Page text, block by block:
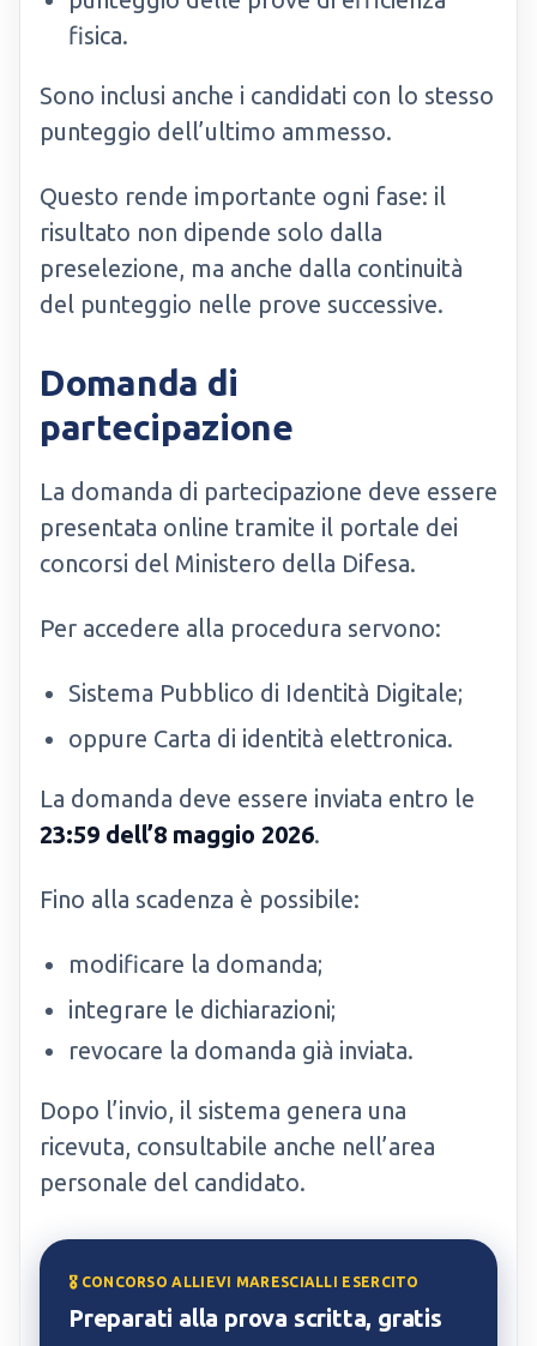
fisica.
Sono inclusi anche i candidati con lo stesso
punteggio dell’ultimo ammesso.
Questo rende importante ogni fase: il
risultato non dipende solo dalla
preselezione, ma anche dalla continuità
del punteggio nelle prove successive.
Domanda di
partecipazione
La domanda di partecipazione deve essere
presentata online tramite il portale dei
concorsi del Ministero della Difesa.
Per accedere alla procedura servono:
Sistema Pubblico di Identità Digitale;
oppure Carta di identità elettronica.
La domanda deve essere inviata entro le
23:59 dell’8 maggio 2026.
Fino alla scadenza è possibile:
modificare la domanda;
integrare le dichiarazioni;
revocare la domanda già inviata.
Dopo l’invio, il sistema genera una
ricevuta, consultabile anche nell’area
personale del candidato.
🎖️ CONCORSO ALLIEVI MARESCIALLI ESERCITO
Preparati alla prova scritta, gratis